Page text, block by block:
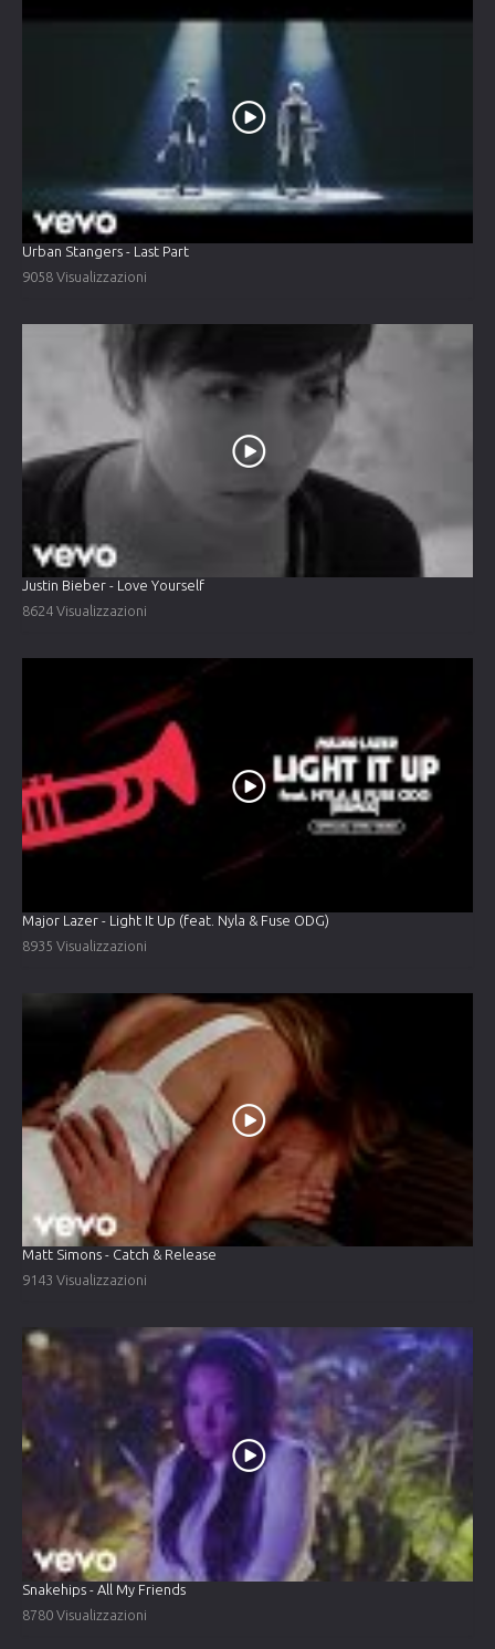
Urban Stangers - Last Part
9058 Visualizzazioni
Justin Bieber - Love Yourself
8624 Visualizzazioni
Major Lazer - Light It Up (feat. Nyla & Fuse ODG)
8935 Visualizzazioni
Matt Simons - Catch & Release
9143 Visualizzazioni
Snakehips - All My Friends
8780 Visualizzazioni